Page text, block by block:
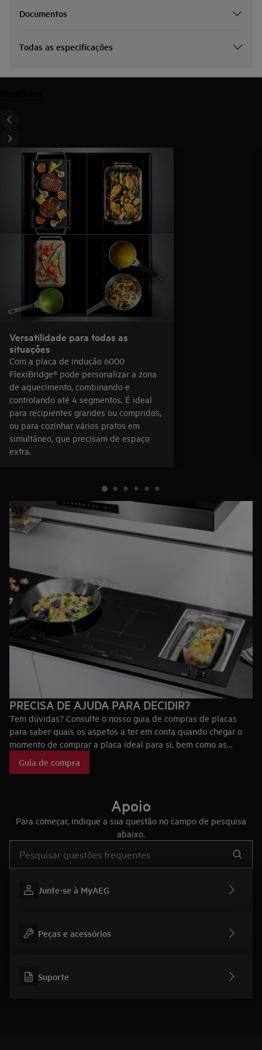
Documentos
Todas as especificações
Versatilidade para todas as
situações
Com a placa de indução 6000
FlexiBridge® pode personalizar a zona
de aquecimento, combinando e
controlando até 4 segmentos. É ideal
para recipientes grandes ou compridos,
ou para cozinhar vários pratos em
simultâneo, que precisam de espaço
extra.
PRECISA DE AJUDA PARA DECIDIR?
Tem dúvidas? Consulte o nosso guia de compras de placas
para saber quais os aspetos a ter em conta quando chegar o
momento de comprar a placa ideal para si, bem como as
Guia de compra
Apoio
Para começar, indique a sua questão no campo de pesquisa
abaixo.
Junte-se à MyAEG
Peças e acessórios
Suporte